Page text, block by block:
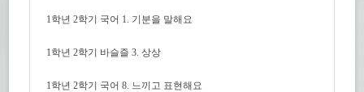
1학년 2학기 국어 1. 기분을 말해요
1학년 2학기 바슬즐 3. 상상
1학년 2학기 국어 8. 느끼고 표현해요